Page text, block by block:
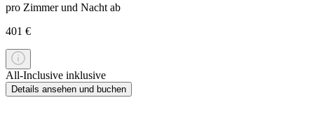
pro Zimmer und Nacht ab
401 €
All-Inclusive inklusive
Details ansehen und buchen